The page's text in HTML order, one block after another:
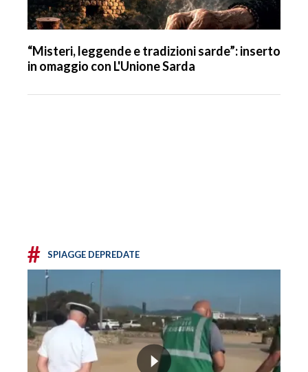
“Misteri, leggende e tradizioni sarde”: inserto
in omaggio con L'Unione Sarda
# SPIAGGE DEPREDATE